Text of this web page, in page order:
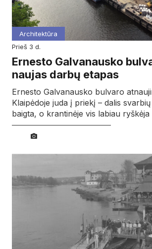
Architektūra
prieš 3 d.
Ernesto Galvanausko
naujas darbų etapas
Ernesto Galvanausko bulvaro
Klaipėdoje juda į priekį – dalis
baigta, o krantinėje vis labiau